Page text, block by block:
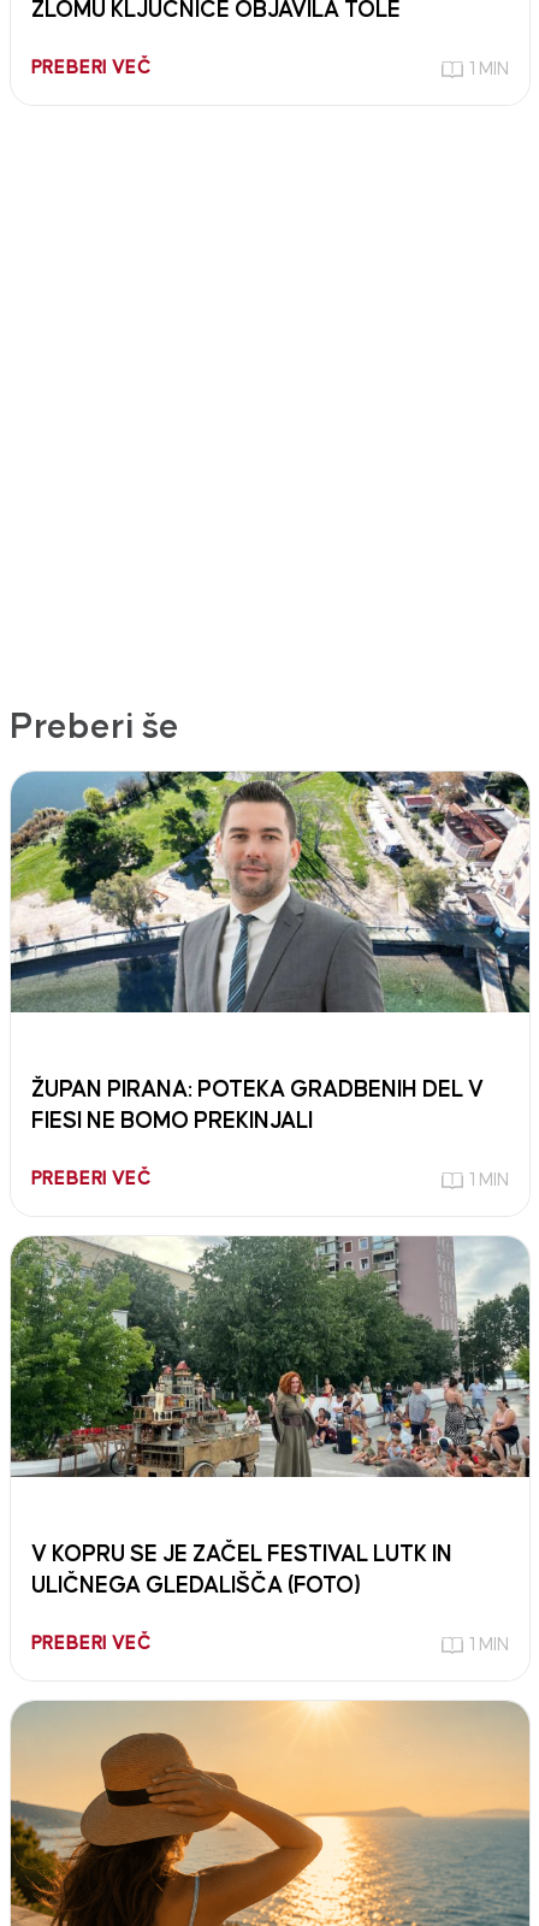
ZLOMU KLJUČNICE OBJAVILA TOLE
PREBERI VEČ 1 MIN
Preberi še
ŽUPAN PIRANA: POTEKA GRADBENIH DEL V
FIESI NE BOMO PREKINJALI
PREBERI VEČ 1 MIN
V KOPRU SE JE ZAČEL FESTIVAL LUTK IN
ULIČNEGA GLEDALIŠČA (FOTO)
PREBERI VEČ 1 MIN